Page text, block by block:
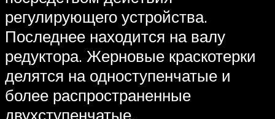
регулирующего устройства.
Последнее находится на валу
редуктора. Жерновые краскотерки
делятся на одноступенчатые и
более распространенные
двухступенчатые.